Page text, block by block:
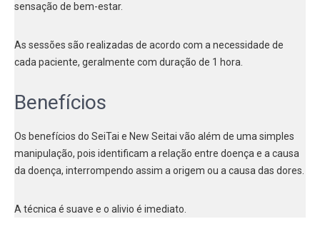
sensação de bem-estar.
As sessões são realizadas de acordo com a necessidade de
cada paciente, geralmente com duração de 1 hora.
Benefícios
Os benefícios do SeiTai e New Seitai vão além de uma simples
manipulação, pois identificam a relação entre doença e a causa
da doença, interrompendo assim a origem ou a causa das dores.
A técnica é suave e o alivio é imediato.